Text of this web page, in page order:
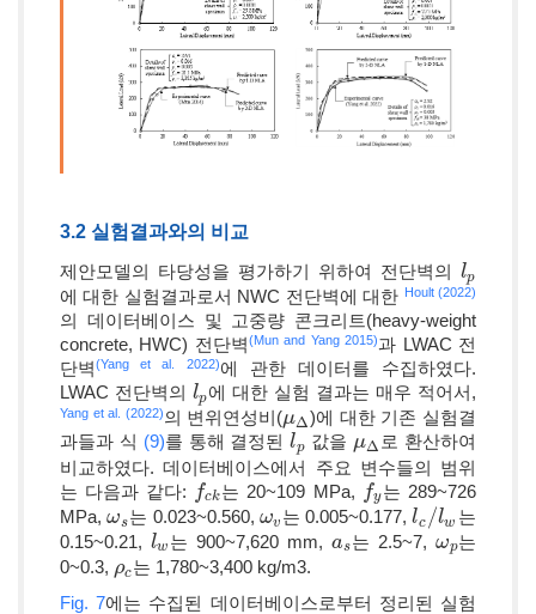
3.2 실험결과와의 비교
제안모델의 타당성을 평가하기 위하여 전단벽의 lp
lp
에 대한 실험결과로서 NWC 전단벽에 대한 Hoult (2022)
의 데이터베이스 및 고중량 콘크리트(heavy-weight
concrete, HWC) 전단벽(Mun and Yang 2015)과 LWAC 전
단벽(Yang et al. 2022)에 관한 데이터를 수집하였다.
LWAC 전단벽의 lp
lp에 대한 실험 결과는 매우 적어서,
Yang et al. (2022)의 변위연성비(μΔ
μΔ )에 대한 기존 실험결
과들과 식 (9)를 통해 결정된lp
lp 값을 μΔ
μΔ 로 환산하여
비교하였다. 데이터베이스에서 주요 변수들의 범위
는 다음과 같다: fck
fck 는 20~109 MPa, fy
fy 는 289~726
MPa,ωs
ωs는 0.023~0.560, ωv
ωv는 0.005~0.177,lc /lw
lc/lw
는
0.15~0.21, lw
lw는 900~7,620 mm,as
as는 2.5~7,ωp
ωp는
0~0.3, ρc
ρc는 1,780~3,400 kg/m3.
Fig. 7에는 수집된 데이터베이스로부터 정리된 실험